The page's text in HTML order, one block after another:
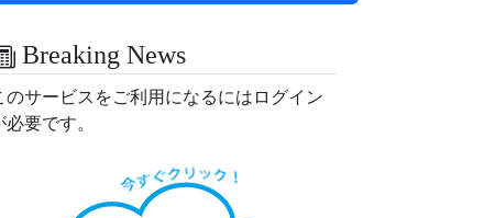
Breaking News
のサービスをご利用になるにはログイン
必要です。